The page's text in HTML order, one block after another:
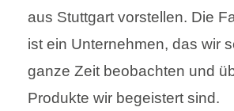
aus Stuttgart vorstellen. Die
ist ein Unternehmen, das wir
ganze Zeit beobachten und
Produkte wir begeistert sind.